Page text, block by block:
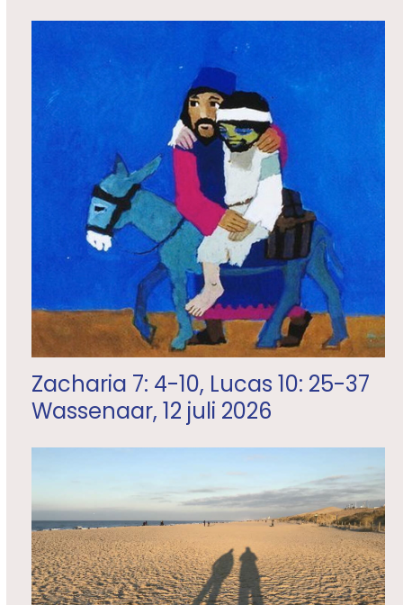
Zacharia 7: 4-10, Lucas 10: 25-37
Wassenaar, 12 juli 2026